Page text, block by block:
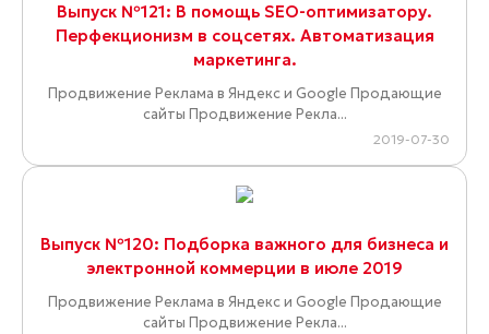
Выпуск №121: В помощь SEO-оптимизатору.
Перфекционизм в соцсетях. Автоматизация
маркетинга.
Продвижение Реклама в Яндекс и Google Продающие
сайты Продвижение Рекла...
2019-07-30
Выпуск №120: Подборка важного для бизнеса и
электронной коммерции в июле 2019
Продвижение Реклама в Яндекс и Google Продающие
сайты Продвижение Рекла...